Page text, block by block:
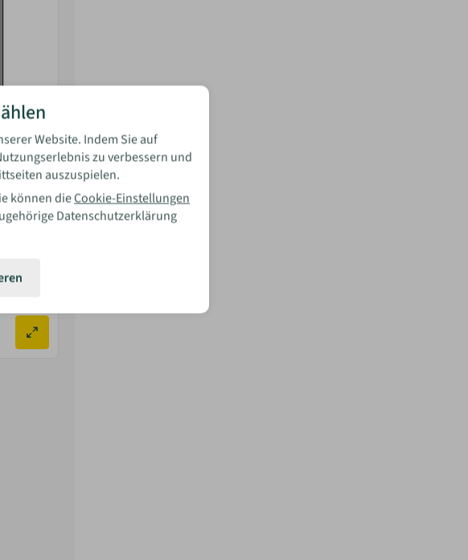
Website. Indem Sie auf
zu verbessern und
auszuspielen.
können dieCookie-Einstellungen
Datenschutzerklärung